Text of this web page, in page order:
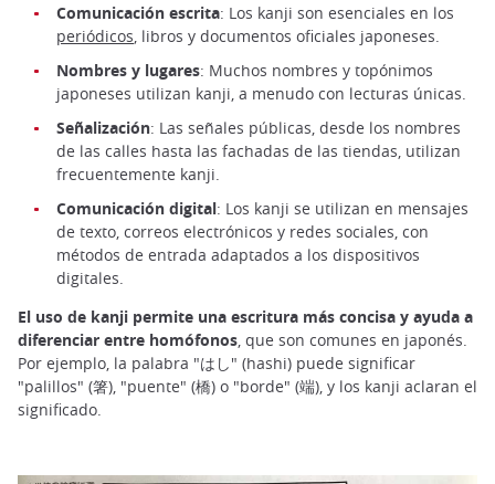
Comunicación escrita: Los kanji son esenciales en los
periódicos, libros y documentos oficiales japoneses.
Nombres y lugares: Muchos nombres y topónimos
japoneses utilizan kanji, a menudo con lecturas únicas.
Señalización: Las señales públicas, desde los nombres
de las calles hasta las fachadas de las tiendas, utilizan
frecuentemente kanji.
Comunicación digital: Los kanji se utilizan en mensajes
de texto, correos electrónicos y redes sociales, con
métodos de entrada adaptados a los dispositivos
digitales.
El uso de kanji permite una escritura más concisa y ayuda a
diferenciar entre homófonos, que son comunes en japonés.
Por ejemplo, la palabra "はし" (hashi) puede significar
"palillos" (箸), "puente" (橋) o "borde" (端), y los kanji aclaran el
significado.